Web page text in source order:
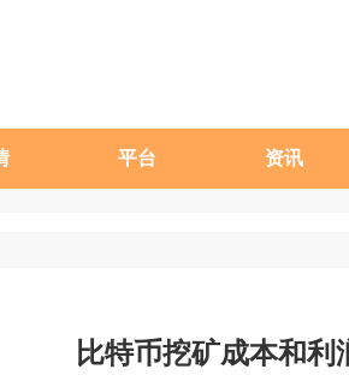
平台 资讯
比特币挖矿成本和利